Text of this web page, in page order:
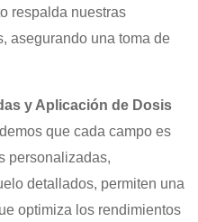
respalda nuestras
asegurando una toma de
y Aplicación de Dosis
que cada campo es
personalizadas,
detallados, permiten una
optimiza los rendimientos